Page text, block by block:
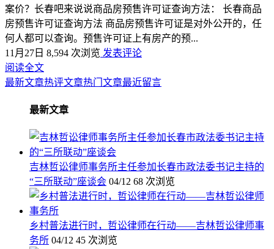
案价？长春吧来说说商品房预售许可证查询方法： 长春商品
房预售许可证查询方法 商品房预售许可证是对外公开的，任
何人都可以查询。预售许可证上有房产的预...
11月27日 8,594 次浏览 发表评论
阅读全文
最新文章热评文章热门文章最近留言
最新文章
吉林哲讼律师事务所主任参加长春市政法委书记主持的
“三所联动”座谈会 04/12 68 次浏览
乡村普法进行时，哲讼律师在行动——吉林哲讼律师事
务所 04/12 45 次浏览